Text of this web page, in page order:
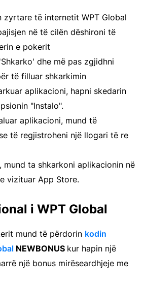
zyrtare të internetit WPT Global
në të cilën dëshironi të
e pokerit
dhe më pas zgjidhni
të filluar shkarkimin
aplikacioni, hapni skedarin
"Instalo".
aplikacioni, mund të
të regjistroheni një llogari të re
mund ta shkarkoni aplikacionin në
vizituar App Store.
i WPT Global
mund të përdorin kodin
NEWBONUS kur hapin një
një bonus mirëseardhjeje me